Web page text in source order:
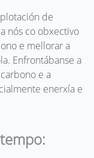
de
nós co obxectivo
e mellorar a
Enfrontábanse a
e a
enerxía e